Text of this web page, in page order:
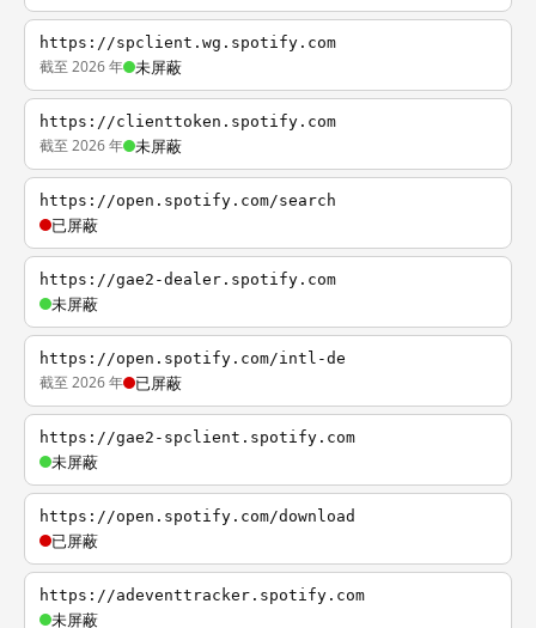
https://spclient.wg.spotify.com
截至 2026 年 未屏蔽
https://clienttoken.spotify.com
截至 2026 年 未屏蔽
https://open.spotify.com/search
已屏蔽
https://gae2-dealer.spotify.com
未屏蔽
https://open.spotify.com/intl-de
截至 2026 年 已屏蔽
https://gae2-spclient.spotify.com
未屏蔽
https://open.spotify.com/download
已屏蔽
https://adeventtracker.spotify.com
未屏蔽